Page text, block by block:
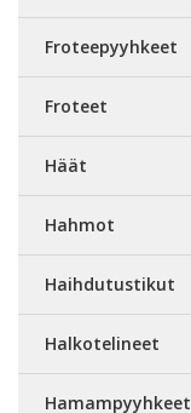
Froteepyyhkeet
Froteet
Häät
Hahmot
Haihdutustikut
Halkotelineet
Hamampyyhkeet